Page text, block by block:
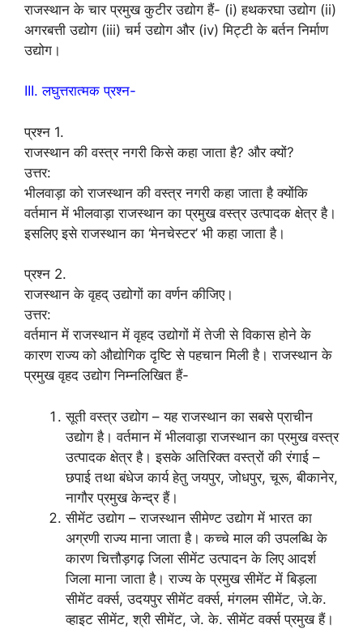
राजस्थान के चार प्रमुख कुटीर उद्योग हैं- (i) हथकरघा उद्योग (ii)
अगरबत्ती उद्योग (iii) चर्म उद्योग और (iv) मिट्टी के बर्तन निर्माण
उद्योग।
III. लघुत्तरात्मक प्रश्न-
प्रश्न 1.
राजस्थान की वस्त्र नगरी किसे कहा जाता है? और क्यों?
उत्तर:
भीलवाड़ा को राजस्थान की वस्त्र नगरी कहा जाता है क्योंकि
वर्तमान में भीलवाड़ा राजस्थान का प्रमुख वस्त्र उत्पादक क्षेत्र है।
इसलिए इसे राजस्थान का ‘मेनचेस्टर’ भी कहा जाता है।
प्रश्न 2.
राजस्थान के वृहद् उद्योगों का वर्णन कीजिए।
उत्तर:
वर्तमान में राजस्थान में वृहद उद्योगों में तेजी से विकास होने के
कारण राज्य को औद्योगिक दृष्टि से पहचान मिली है। राजस्थान के
प्रमुख वृहद उद्योग निम्नलिखित हैं-
सूती वस्त्र उद्योग – यह राजस्थान का सबसे प्राचीन
उद्योग है। वर्तमान में भीलवाड़ा राजस्थान का प्रमुख वस्त्र
उत्पादक क्षेत्र है। इसके अतिरिक्त वस्त्रों की रंगाई –
छपाई तथा बंधेज कार्य हेतु जयपुर, जोधपुर, चूरू, बीकानेर,
नागौर प्रमुख केन्द्र हैं।
सीमेंट उद्योग – राजस्थान सीमेण्ट उद्योग में भारत का
अग्रणी राज्य माना जाता है। कच्चे माल की उपलब्धि के
कारण चित्तौड़गढ़ जिला सीमेंट उत्पादन के लिए आदर्श
जिला माना जाता है। राज्य के प्रमुख सीमेंट में बिड़ला
सीमेंट वर्क्स, उदयपुर सीमेंट वर्क्स, मंगलम सीमेंट, जे.के.
व्हाइट सीमेंट, श्री सीमेंट, जे. के. सीमेंट वर्क्स प्रमुख हैं।